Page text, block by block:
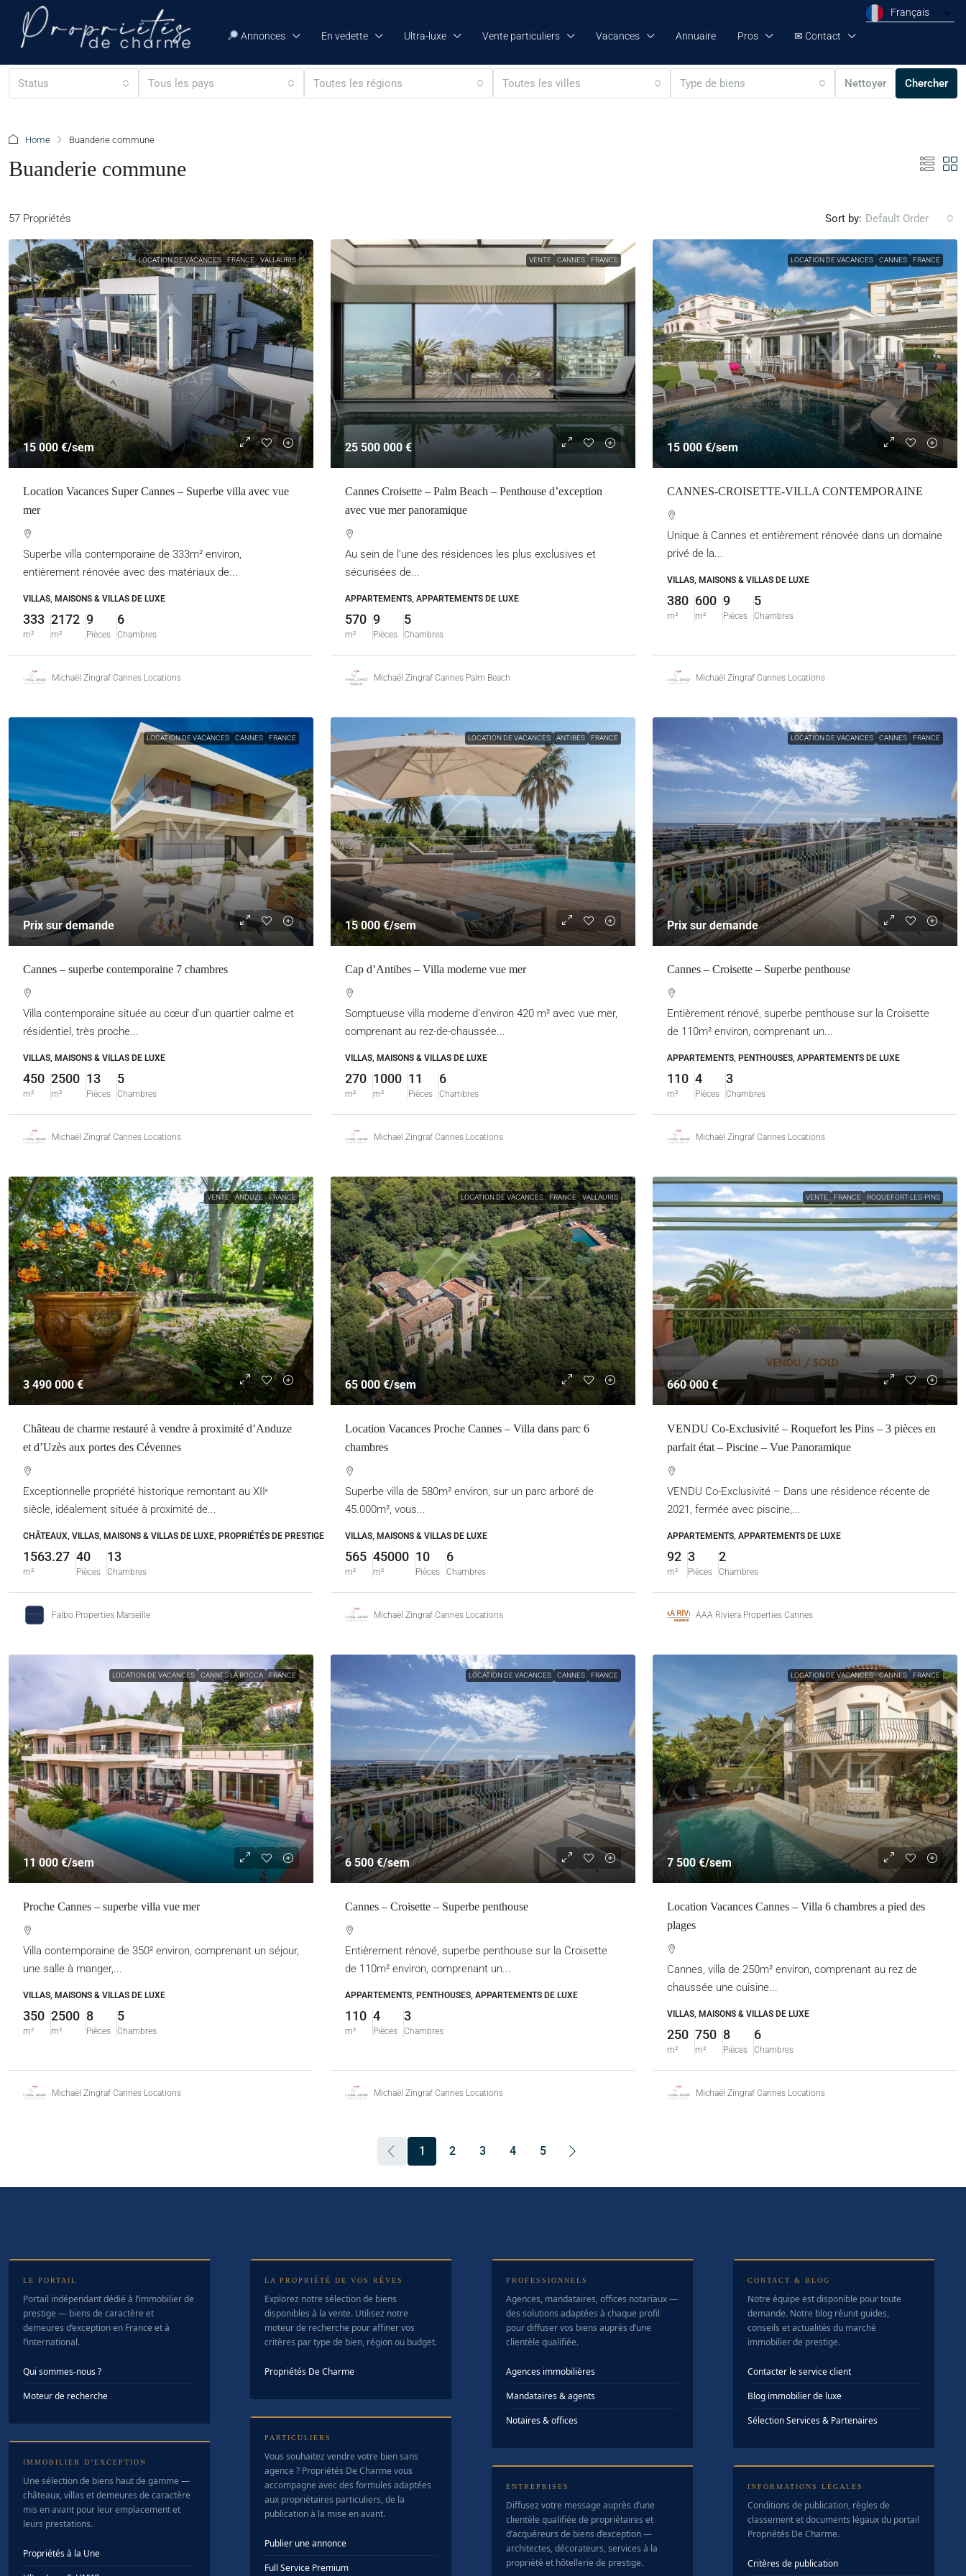
Annonces En vedette Ultra-luxe Vente particuliers Vacances Annuaire Pros ✉ Contact
Français
Status Tous les pays Toutes les régions Toutes les villes Type de biens Nettoyer Chercher
Home Buanderie commune
Buanderie commune
57 Propriétés Sort by: Default Order
LOCATION DE VACANCES FRANCE VALLAURIS
15 000 €/sem
Location Vacances Super Cannes – Superbe villa avec vue
mer
Superbe villa contemporaine de 333m² environ,
entièrement rénovée avec des matériaux de...
VILLAS, MAISONS & VILLAS DE LUXE
333
m²
2172
m²
9
Pièces
6
Chambres
Michaël Zingraf Cannes Locations
VENTE CANNES FRANCE
25 500 000 €
Cannes Croisette – Palm Beach – Penthouse d’exception
avec vue mer panoramique
Au sein de l’une des résidences les plus exclusives et
sécurisées de...
APPARTEMENTS, APPARTEMENTS DE LUXE
570
m²
9
Pièces
5
Chambres
Michaël Zingraf Cannes Palm Beach
LOCATION DE VACANCES CANNES FRANCE
15 000 €/sem
CANNES-CROISETTE-VILLA CONTEMPORAINE
Unique à Cannes et entièrement rénovée dans un domaine
privé de la...
VILLAS, MAISONS & VILLAS DE LUXE
380
m²
600
m²
9
Pièces
5
Chambres
Michaël Zingraf Cannes Locations
LOCATION DE VACANCES CANNES FRANCE
Prix sur demande
Cannes – superbe contemporaine 7 chambres
Villa contemporaine située au cœur d’un quartier calme et
résidentiel, très proche...
VILLAS, MAISONS & VILLAS DE LUXE
450
m²
2500
m²
13
Pièces
5
Chambres
Michaël Zingraf Cannes Locations
LOCATION DE VACANCES ANTIBES FRANCE
15 000 €/sem
Cap d’Antibes – Villa moderne vue mer
Somptueuse villa moderne d’environ 420 m² avec vue mer,
comprenant au rez-de-chaussée...
VILLAS, MAISONS & VILLAS DE LUXE
270
m²
1000
m²
11
Pièces
6
Chambres
Michaël Zingraf Cannes Locations
LOCATION DE VACANCES CANNES FRANCE
Prix sur demande
Cannes – Croisette – Superbe penthouse
Entièrement rénové, superbe penthouse sur la Croisette
de 110m² environ, comprenant un...
APPARTEMENTS, PENTHOUSES, APPARTEMENTS DE LUXE
110
m²
4
Pièces
3
Chambres
Michaël Zingraf Cannes Locations
VENTE ANDUZE FRANCE
3 490 000 €
Château de charme restauré à vendre à proximité d’Anduze
et d’Uzès aux portes des Cévennes
Exceptionnelle propriété historique remontant au XIIᵉ
siècle, idéalement située à proximité de...
CHÂTEAUX, VILLAS, MAISONS & VILLAS DE LUXE, PROPRIÉTÉS DE PRESTIGE
1563.27
m²
40
Pièces
13
Chambres
Falbo Properties Marseille
LOCATION DE VACANCES FRANCE VALLAURIS
65 000 €/sem
Location Vacances Proche Cannes – Villa dans parc 6
chambres
Superbe villa de 580m² environ, sur un parc arboré de
45.000m², vous...
VILLAS, MAISONS & VILLAS DE LUXE
565
m²
45000
m²
10
Pièces
6
Chambres
Michaël Zingraf Cannes Locations
VENTE FRANCE ROQUEFORT-LES-PINS
660 000 €
VENDU Co-Exclusivité – Roquefort les Pins – 3 pièces en
parfait état – Piscine – Vue Panoramique
VENDU Co-Exclusivité – Dans une résidence récente de
2021, fermée avec piscine,...
APPARTEMENTS, APPARTEMENTS DE LUXE
92
m²
3
Pièces
2
Chambres
AAA Riviera Properties Cannes
LOCATION DE VACANCES CANNES LA BOCCA FRANCE
11 000 €/sem
Proche Cannes – superbe villa vue mer
Villa contemporaine de 350² environ, comprenant un séjour,
une salle à manger,...
VILLAS, MAISONS & VILLAS DE LUXE
350
m²
2500
m²
8
Pièces
5
Chambres
Michaël Zingraf Cannes Locations
LOCATION DE VACANCES CANNES FRANCE
6 500 €/sem
Cannes – Croisette – Superbe penthouse
Entièrement rénové, superbe penthouse sur la Croisette
de 110m² environ, comprenant un...
APPARTEMENTS, PENTHOUSES, APPARTEMENTS DE LUXE
110
m²
4
Pièces
3
Chambres
Michaël Zingraf Cannes Locations
LOCATION DE VACANCES CANNES FRANCE
7 500 €/sem
Location Vacances Cannes – Villa 6 chambres a pied des
plages
Cannes, villa de 250m² environ, comprenant au rez de
chaussée une cuisine...
VILLAS, MAISONS & VILLAS DE LUXE
250
m²
750
m²
8
Pièces
6
Chambres
Michaël Zingraf Cannes Locations
1 2 3 4 5
LE PORTAIL
Portail indépendant dédié à l’immobilier de
prestige — biens de caractère et
demeures d’exception en France et à
l’international.
Qui sommes-nous ?
Moteur de recherche
IMMOBILIER D’EXCEPTION
Une sélection de biens haut de gamme —
châteaux, villas et demeures de caractère
mis en avant pour leur emplacement et
leurs prestations.
Propriétés à la Une
LA PROPRIÉTÉ DE VOS RÊVES
Explorez notre sélection de biens
disponibles à la vente. Utilisez notre
moteur de recherche pour affiner vos
critères par type de bien, région ou budget.
Propriétés De Charme
PARTICULIERS
Vous souhaitez vendre votre bien sans
agence ? Propriétés De Charme vous
accompagne avec des formules adaptées
aux propriétaires particuliers, de la
publication à la mise en avant.
Publier une annonce
Full Service Premium
PROFESSIONNELS
Agences, mandataires, offices notariaux —
des solutions adaptées à chaque profil
pour diffuser vos biens auprès d’une
clientèle qualifiée.
Agences immobilières
Mandataires & agents
Notaires & offices
ENTREPRISES
Diffusez votre message auprès d’une
clientèle qualifiée de propriétaires et
d’acquéreurs de biens d’exception —
architectes, décorateurs, services à la
propriété et hôtellerie de prestige.
CONTACT & BLOG
Notre équipe est disponible pour toute
demande. Notre blog réunit guides,
conseils et actualités du marché
immobilier de prestige.
Contacter le service client
Blog immobilier de luxe
Sélection Services & Partenaires
INFORMATIONS LÉGALES
Conditions de publication, règles de
classement et documents légaux du portail
Propriétés De Charme.
Critères de publication